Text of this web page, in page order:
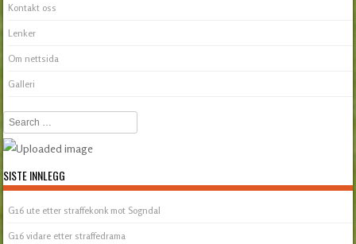
Kontakt oss
Lenker
Om nettsida
Galleri
Search
SISTE INNLEGG
G16 ute etter straffekonk mot Sogndal
G16 vidare etter straffedrama